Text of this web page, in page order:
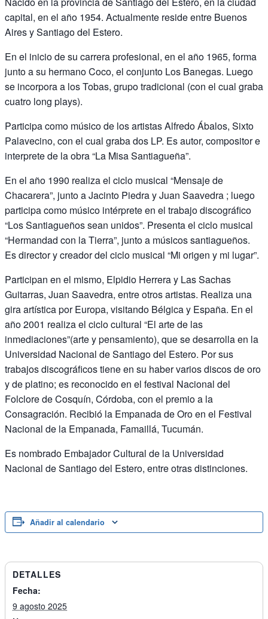
capital, en el año 1954. Actualmente reside entre Buenos
Aires y Santiago del Estero.
En el inicio de su carrera profesional, en el año 1965, forma
junto a su hermano Coco, el conjunto Los Banegas. Luego
se incorpora a los Tobas, grupo tradicional (con el cual graba
cuatro long plays).
Participa como músico de los artistas Alfredo Ábalos, Sixto
Palavecino, con el cual graba dos LP. Es autor, compositor e
interprete de la obra “La Misa Santiagueña”.
En el año 1990 realiza el ciclo musical “Mensaje de
Chacarera”, junto a Jacinto Piedra y Juan Saavedra ; luego
participa como músico intérprete en el trabajo discográfico
“Los Santiagueños sean unidos”. Presenta el ciclo musical
“Hermandad con la Tierra”, junto a músicos santiagueños.
Es director y creador del ciclo musical “Mi origen y mi lugar”.
Participan en el mismo, Elpidio Herrera y Las Sachas
Guitarras, Juan Saavedra, entre otros artistas. Realiza una
gira artística por Europa, visitando Bélgica y España. En el
año 2001 realiza el ciclo cultural “El arte de las
inmediaciones”(arte y pensamiento), que se desarrolla en la
Universidad Nacional de Santiago del Estero. Por sus
trabajos discográficos tiene en su haber varios discos de oro
y de platino; es reconocido en el festival Nacional del
Folclore de Cosquín, Córdoba, con el premio a la
Consagración. Recibió la Empanada de Oro en el Festival
Nacional de la Empanada, Famaillá, Tucumán.
Es nombrado Embajador Cultural de la Universidad
Nacional de Santiago del Estero, entre otras distinciones.
Añadir al calendario
DETALLES
Fecha:
9 agosto 2025